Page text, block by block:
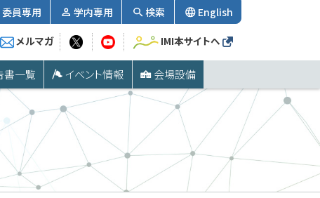
書一覧 イベント情報 会場設備
委員専用 学内専用 検索 English
メルマガ IMI本サイトへ